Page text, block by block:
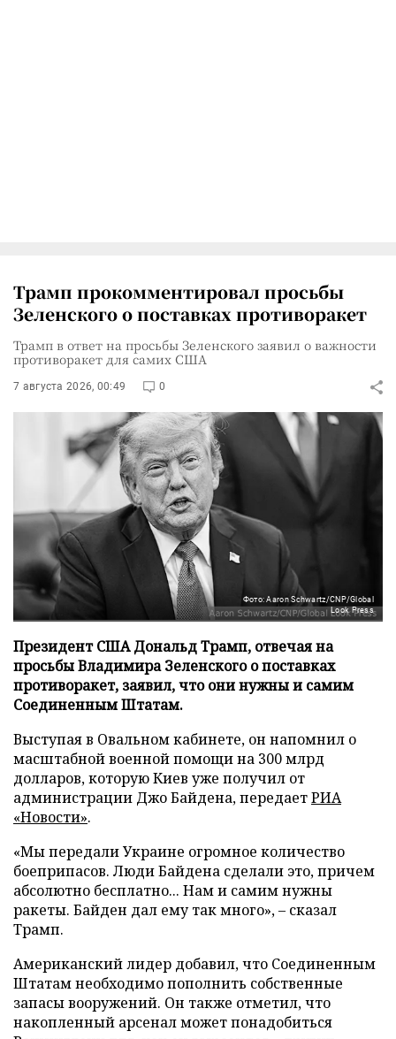
Трамп прокомментировал просьбы
Зеленского о поставках противоракет
Трамп в ответ на просьбы Зеленского заявил о важности
противоракет для самих США
7 августа 2026, 00:49 0
Фото: Aaron Schwartz/CNP/Global
Look Press
Президент США Дональд Трамп, отвечая на
просьбы Владимира Зеленского о поставках
противоракет, заявил, что они нужны и самим
Соединенным Штатам.
Выступая в Овальном кабинете, он напомнил о
масштабной военной помощи на 300 млрд
долларов, которую Киев уже получил от
администрации Джо Байдена, передаетРИА
«Новости».
«Мы передали Украине огромное количество
боеприпасов. Люди Байдена сделали это, причем
абсолютно бесплатно... Нам и самим нужны
ракеты. Байден дал ему так много», – сказал
Трамп.
Американский лидер добавил, что Соединенным
Штатам необходимо пополнить собственные
запасы вооружений. Он также отметил, что
накопленный арсенал может понадобиться